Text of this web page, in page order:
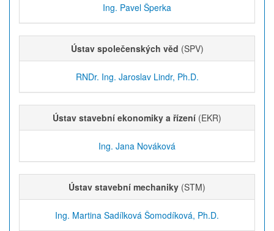
Ing. Pavel Šperka
Ústav společenských věd (SPV)
RNDr. Ing. Jaroslav Lindr, Ph.D.
Ústav stavební ekonomiky a řízení (EKR)
Ing. Jana Nováková
Ústav stavební mechaniky (STM)
Ing. Martina Sadílková Šomodíková, Ph.D.